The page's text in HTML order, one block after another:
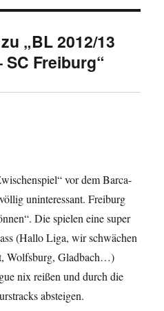
„BL 2012/13
SC Freiburg“
vor dem Barca-
uninteressant. Freiburg
Die spielen eine super
(Hallo Liga, wir schwächen
Wolfsburg, Gladbach…)
nix reißen und durch die
absteigen.